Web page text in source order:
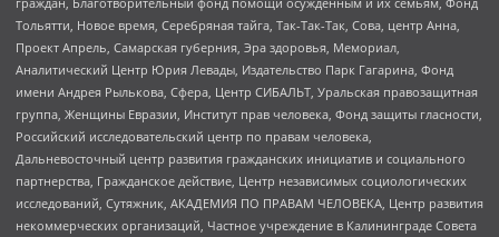
Тольятти, Новое время, Серебряная тайга, Так-Так-Так, Сова, центр Анна,
Проект Апрель, Самарская губерния, Эра здоровья, Мемориал,
Аналитический Центр Юрия Левады, Издательство Парк Гагарина, Фонд
имени Андрея Рылькова, Сфера, Центр СИБАЛЬТ, Уральская правозащитная
группа, Женщины Евразии, Институт прав человека, Фонд защиты гласности,
Российский исследовательский центр по правам человека,
Дальневосточный центр развития гражданских инициатив и социального
партнерства, Гражданское действие, Центр независимых социологических
исследований, Сутяжник, АКАДЕМИЯ ПО ПРАВАМ ЧЕЛОВЕКА, Центр развития
некоммерческих организаций, Частное учреждение в Калининграде Совета